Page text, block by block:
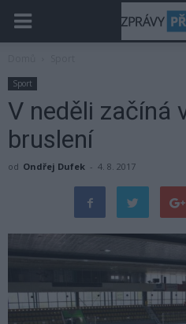
Sport
V neděli začíná
bruslení
od Ondřej Dufek - 4. 8. 2017